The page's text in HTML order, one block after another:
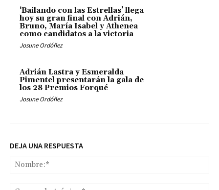
‘Bailando con las Estrellas’ llega
hoy su gran final con Adrián,
Bruno, María Isabel y Athenea
como candidatos a la victoria
Josune Ordóñez
Adrián Lastra y Esmeralda
Pimentel presentarán la gala de
los 28 Premios Forqué
Josune Ordóñez
DEJA UNA RESPUESTA